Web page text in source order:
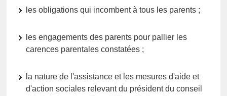
les obligations qui incombent à tous les parents ;
les engagements des parents pour pallier les
carences parentales constatées ;
la nature de l'assistance et les mesures d'aide et
d'action sociales relevant du président du conseil